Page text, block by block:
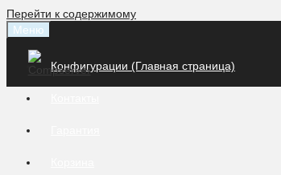
Перейти к содержимому
Меню
Конфигурации (Главная страница)